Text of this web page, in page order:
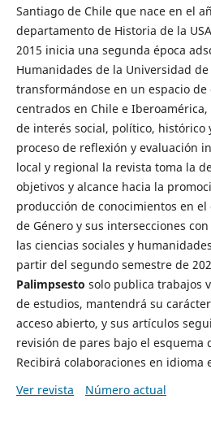
Santiago de Chile que nace en el
departamento de Historia de la
2015 inicia una segunda época
Humanidades de la Universidad de
transformándose en un espacio
centrados en Chile e
de interés social, político, histórico
proceso de reflexión y evaluación
local y regional la revista toma la
objetivos y alcance hacia la
producción de conocimientos en el
de Género y sus intersecciones
las ciencias sociales y
partir del segundo semestre de
Palimpsesto solo publica trabajos
de estudios, mantendrá su
acceso abierto, y sus artículos
revisión de pares bajo el esquema
Recibirá colaboraciones en idioma
Ver revista
Número actual